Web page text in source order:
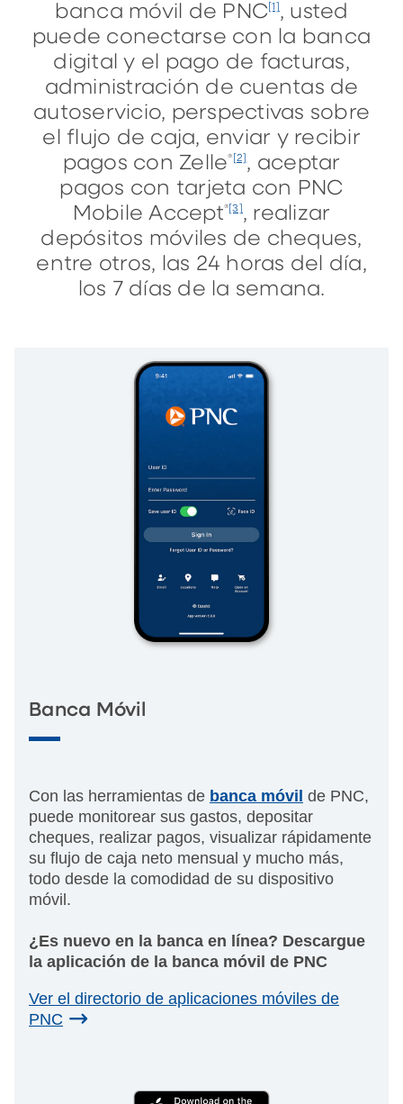
banca móvil de PNC [1] , usted
puede conectarse con la banca
digital y el pago de facturas,
administración de cuentas de
autoservicio, perspectivas sobre
el flujo de caja, enviar y recibir
pagos con Zelle® [2] , aceptar
pagos con tarjeta con PNC
Mobile Accept® [3] , realizar
depósitos móviles de cheques,
entre otros, las 24 horas del día,
los 7 días de la semana.
Banca Móvil
Con las herramientas de banca móvil de PNC,
puede monitorear sus gastos, depositar
cheques, realizar pagos, visualizar rápidamente
su flujo de caja neto mensual y mucho más,
todo desde la comodidad de su dispositivo
móvil.
¿Es nuevo en la banca en línea? Descargue
la aplicación de la banca móvil de PNC
Ver el directorio de aplicaciones móviles de
PNC